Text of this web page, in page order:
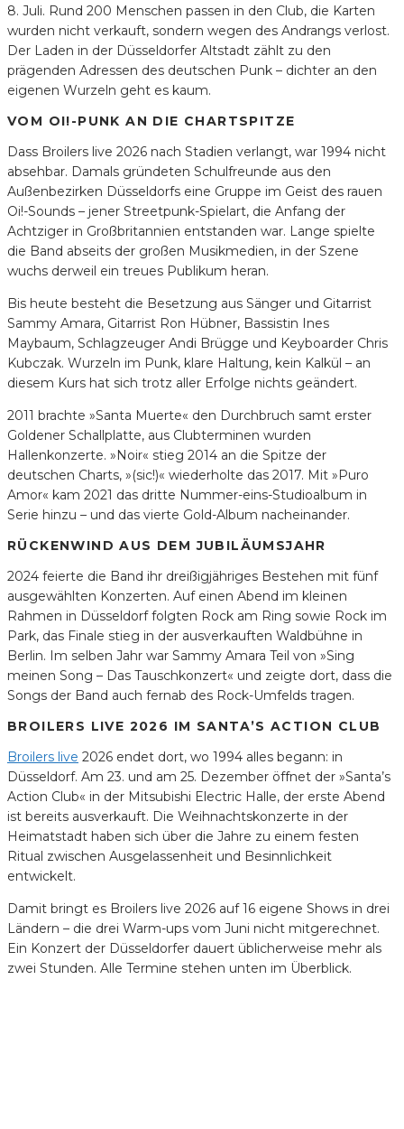
8. Juli. Rund 200 Menschen passen in den Club, die Karten
wurden nicht verkauft, sondern wegen des Andrangs verlost.
Der Laden in der Düsseldorfer Altstadt zählt zu den
prägenden Adressen des deutschen Punk – dichter an den
eigenen Wurzeln geht es kaum.
VOM OI!-PUNK AN DIE CHARTSPITZE
Dass Broilers live 2026 nach Stadien verlangt, war 1994 nicht
absehbar. Damals gründeten Schulfreunde aus den
Außenbezirken Düsseldorfs eine Gruppe im Geist des rauen
Oi!-Sounds – jener Streetpunk-Spielart, die Anfang der
Achtziger in Großbritannien entstanden war. Lange spielte
die Band abseits der großen Musikmedien, in der Szene
wuchs derweil ein treues Publikum heran.
Bis heute besteht die Besetzung aus Sänger und Gitarrist
Sammy Amara, Gitarrist Ron Hübner, Bassistin Ines
Maybaum, Schlagzeuger Andi Brügge und Keyboarder Chris
Kubczak. Wurzeln im Punk, klare Haltung, kein Kalkül – an
diesem Kurs hat sich trotz aller Erfolge nichts geändert.
2011 brachte »Santa Muerte« den Durchbruch samt erster
Goldener Schallplatte, aus Clubterminen wurden
Hallenkonzerte. »Noir« stieg 2014 an die Spitze der
deutschen Charts, »(sic!)« wiederholte das 2017. Mit »Puro
Amor« kam 2021 das dritte Nummer-eins-Studioalbum in
Serie hinzu – und das vierte Gold-Album nacheinander.
RÜCKENWIND AUS DEM JUBILÄUMSJAHR
2024 feierte die Band ihr dreißigjähriges Bestehen mit fünf
ausgewählten Konzerten. Auf einen Abend im kleinen
Rahmen in Düsseldorf folgten Rock am Ring sowie Rock im
Park, das Finale stieg in der ausverkauften Waldbühne in
Berlin. Im selben Jahr war Sammy Amara Teil von »Sing
meinen Song – Das Tauschkonzert« und zeigte dort, dass die
Songs der Band auch fernab des Rock-Umfelds tragen.
BROILERS LIVE 2026 IM SANTA’S ACTION CLUB
Broilers live 2026 endet dort, wo 1994 alles begann: in
Düsseldorf. Am 23. und am 25. Dezember öffnet der »Santa’s
Action Club« in der Mitsubishi Electric Halle, der erste Abend
ist bereits ausverkauft. Die Weihnachtskonzerte in der
Heimatstadt haben sich über die Jahre zu einem festen
Ritual zwischen Ausgelassenheit und Besinnlichkeit
entwickelt.
Damit bringt es Broilers live 2026 auf 16 eigene Shows in drei
Ländern – die drei Warm-ups vom Juni nicht mitgerechnet.
Ein Konzert der Düsseldorfer dauert üblicherweise mehr als
zwei Stunden. Alle Termine stehen unten im Überblick.